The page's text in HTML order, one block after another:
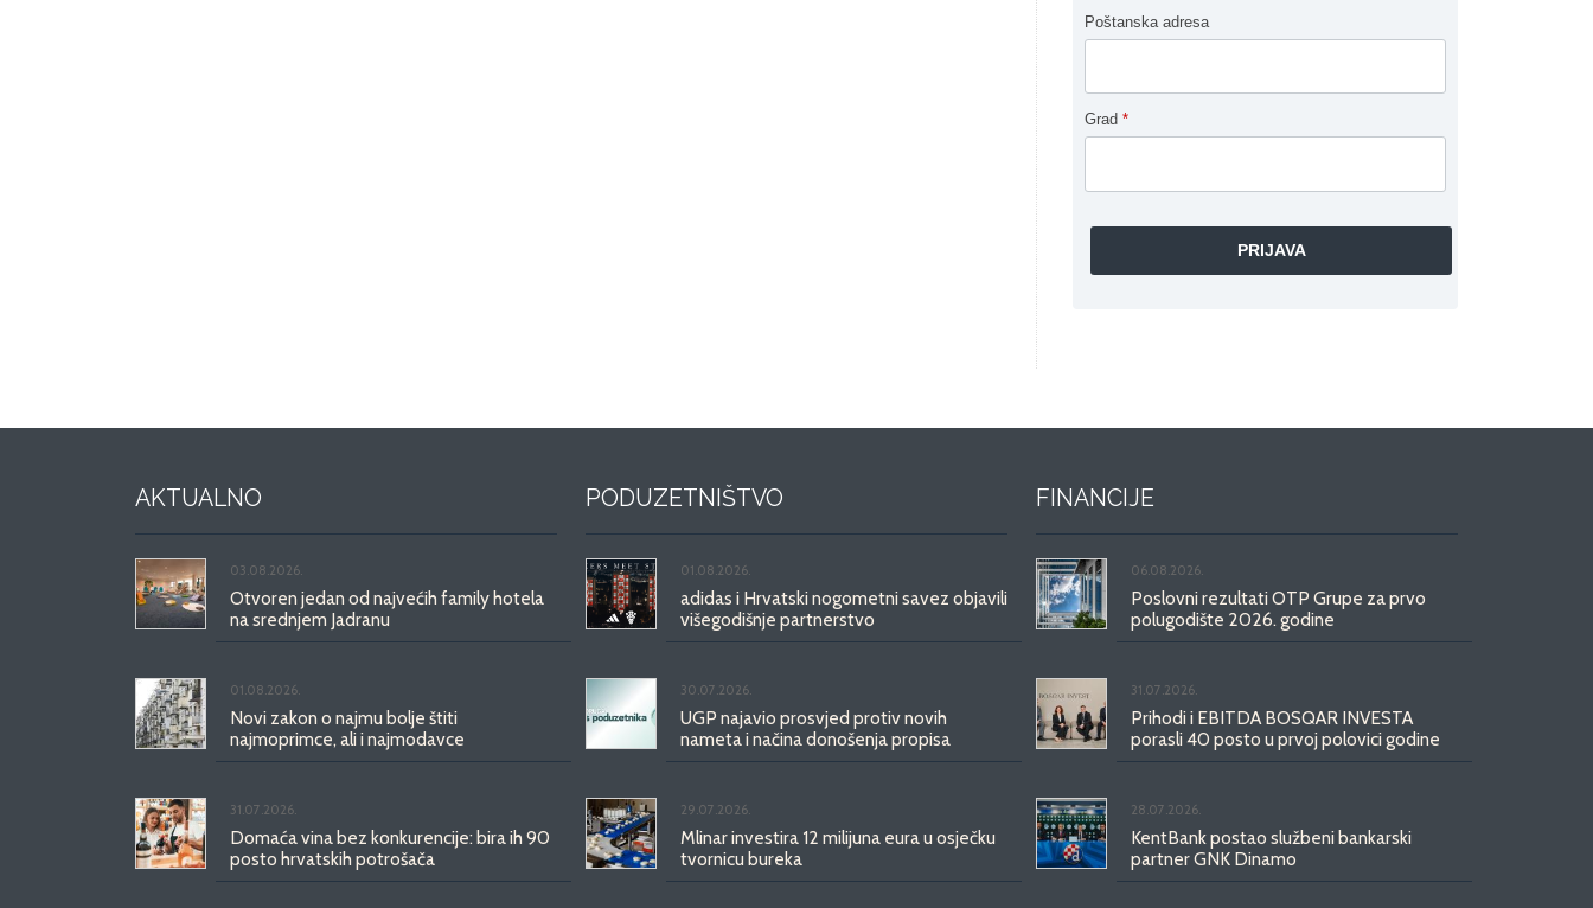
Poštanska adresa
Grad *
AKTUALNO
03.08.2026.
Otvoren jedan od najvećih family hotela
na srednjem Jadranu
01.08.2026.
Novi zakon o najmu bolje štiti
najmoprimce, ali i najmodavce
31.07.2026.
Domaća vina bez konkurencije: bira ih 90
posto hrvatskih potrošača
PODUZETNIŠTVO
01.08.2026.
adidas i Hrvatski nogometni savez objavili
višegodišnje partnerstvo
30.07.2026.
UGP najavio prosvjed protiv novih
nameta i načina donošenja propisa
29.07.2026.
Mlinar investira 12 milijuna eura u osječku
tvornicu bureka
FINANCIJE
06.08.2026.
Poslovni rezultati OTP Grupe za prvo
polugodište 2026. godine
31.07.2026.
Prihodi i EBITDA BOSQAR INVESTA
porasli 40 posto u prvoj polovici godine
28.07.2026.
KentBank postao službeni bankarski
partner GNK Dinamo